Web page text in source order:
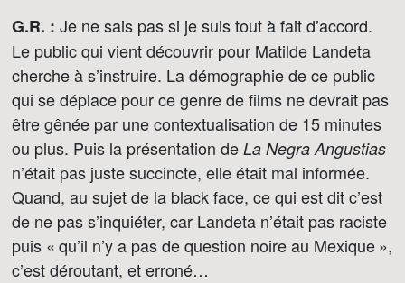
G.R. : Je ne sais pas si je suis tout à fait d’accord.
Le public qui vient découvrir pour Matilde Landeta
cherche à s’instruire. La démographie de ce public
qui se déplace pour ce genre de films ne devrait pas
être gênée par une contextualisation de 15 minutes
ou plus. Puis la présentation de La Negra Angustias
n’était pas juste succincte, elle était mal informée.
Quand, au sujet de la black face, ce qui est dit c’est
de ne pas s’inquiéter, car Landeta n’était pas raciste
puis « qu’il n’y a pas de question noire au Mexique »,
c’est déroutant, et erroné…